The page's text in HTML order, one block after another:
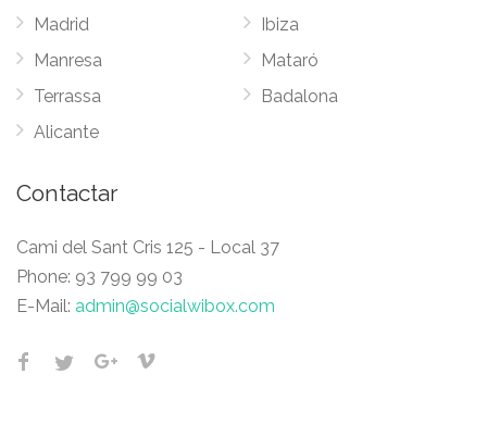
Madrid
Manresa
Terrassa
Alicante
Ibiza
Mataró
Badalona
Contactar
Cami del Sant Cris 125 - Local 37
Phone: 93 799 99 03
E-Mail: admin@socialwibox.com